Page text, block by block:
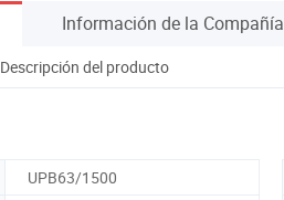
Información de la Compañía
Descripción del producto
UPB63/1500